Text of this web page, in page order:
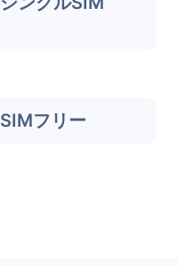
SIMフリー